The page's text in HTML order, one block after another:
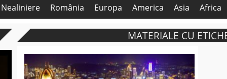
România Europa America Asia Africa
MATERIALE CU